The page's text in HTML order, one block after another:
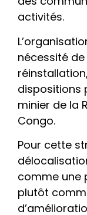
activités.
nécessité
dispositions
minier de la
Congo.
Pour cette
comme une
plutôt